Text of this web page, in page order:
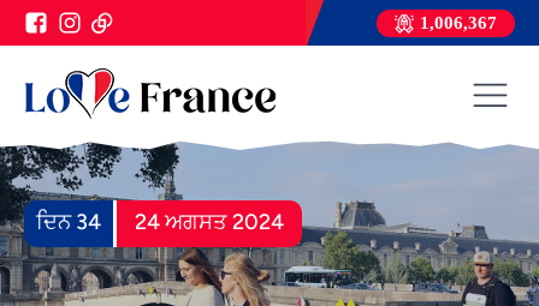
1,006,367
ਦਿਨ 34 24 ਅਗਸਤ 2024